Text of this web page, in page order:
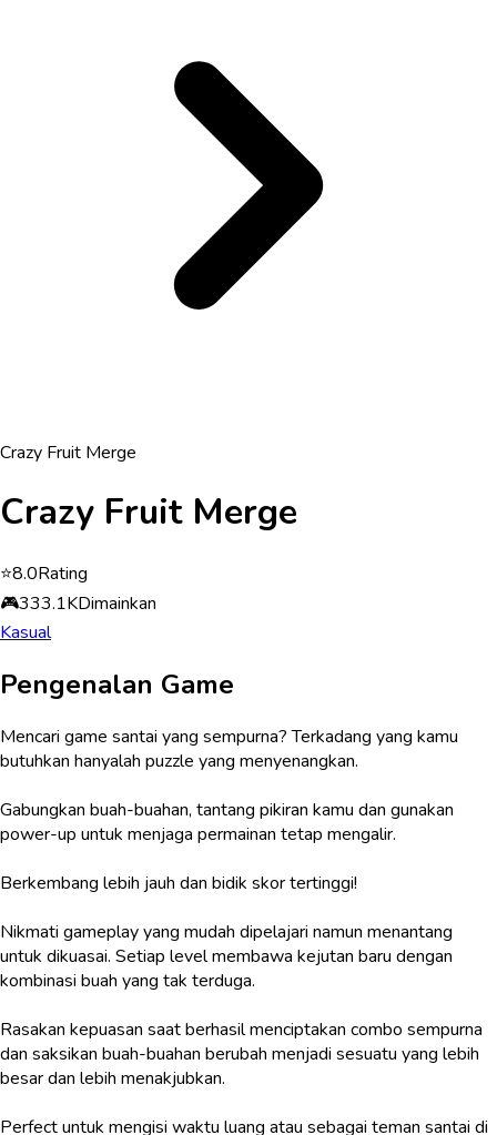
Crazy Fruit Merge
Crazy Fruit Merge
⭐8.0Rating
🎮333.1KDimainkan
Kasual
Pengenalan Game
Mencari game santai yang sempurna? Terkadang yang kamu
butuhkan hanyalah puzzle yang menyenangkan.
Gabungkan buah-buahan, tantang pikiran kamu dan gunakan
power-up untuk menjaga permainan tetap mengalir.
Berkembang lebih jauh dan bidik skor tertinggi!
Nikmati gameplay yang mudah dipelajari namun menantang
untuk dikuasai. Setiap level membawa kejutan baru dengan
kombinasi buah yang tak terduga.
Rasakan kepuasan saat berhasil menciptakan combo sempurna
dan saksikan buah-buahan berubah menjadi sesuatu yang lebih
besar dan lebih menakjubkan.
Perfect untuk mengisi waktu luang atau sebagai teman santai di